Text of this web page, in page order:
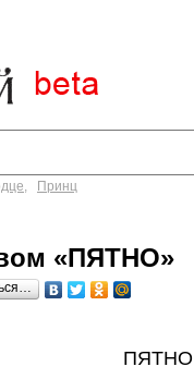
, Принц
«ПЯТНО»
ПЯТНО